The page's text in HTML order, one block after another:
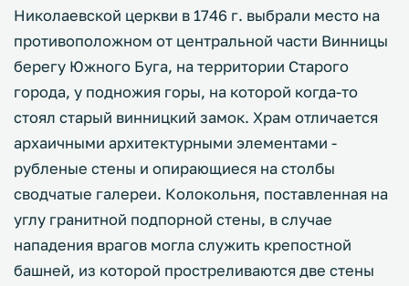
Николаевской церкви в 1746 г. выбрали место на
противоположном от центральной части Винницы
берегу Южного Буга, на территории Старого
города, у подножия горы, на которой когда-то
стоял старый винницкий замок. Храм отличается
архаичными архитектурными элементами -
рубленые стены и опирающиеся на столбы
сводчатые галереи. Колокольня, поставленная на
углу гранитной подпорной стены, в случае
нападения врагов могла служить крепостной
башней, из которой простреливаются две стены